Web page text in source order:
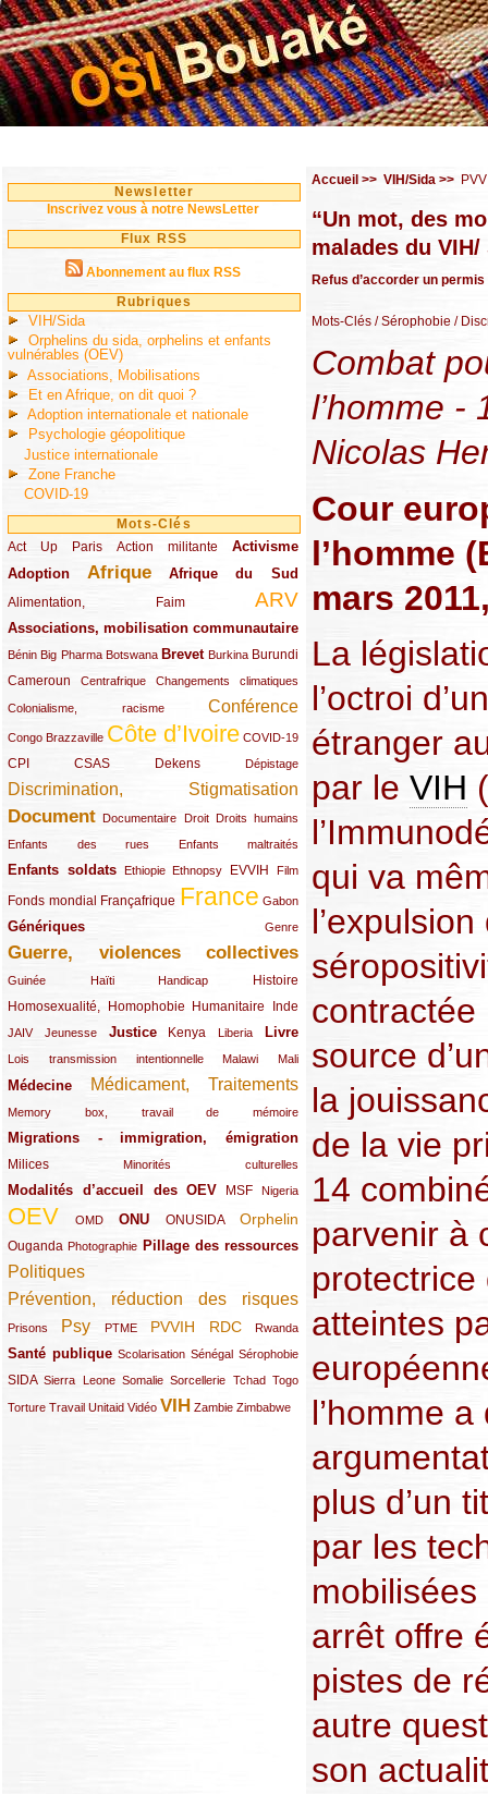
Newsletter
Inscrivez vous à notre NewsLetter
Flux RSS
Abonnement au flux RSS
Rubriques
VIH/Sida
Orphelins du sida, orphelins et enfants
vulnérables (OEV)
Associations, Mobilisations
Et en Afrique, on dit quoi ?
Adoption internationale et nationale
Psychologie géopolitique
Justice internationale
Zone Franche
COVID-19
Mots-Clés
Act Up Paris
(49/289) Action militante
(32/289) Activisme
(73/289)
Adoption
(82/289) Afrique
(161/289) Afrique du Sud
(73/289)
Alimentation, Faim
(48/289) ARV
(203/289)
Associations, mobilisation communautaire
(65/289)
Bénin
(13/289)Big Pharma
(16/289) Botswana
(9/289) Brevet
(83/289) Burkina
(18/289) Burundi
(30/289)
Cameroun
(47/289) Centrafrique
(23/289) Changements climatiques
(10/289)
Colonialisme, racisme
(19/289) Conférence
(118/289)
Congo Brazzaville
(24/289) Côte d’Ivoire
(263/289) COVID-19
(13/289)
CPI
(48/289) CSAS
(32/289) Dekens
(29/289) Dépistage
(19/289)
Discrimination, Stigmatisation
(131/289)
Document
(145/289) Documentaire
(9/289) Droit
(20/289) Droits humains
(22/289)
Enfants des rues
(21/289) Enfants maltraités
(10/289)
Enfants soldats
(68/289) Ethiopie
(12/289) Ethnopsy
(15/289) EVVIH
(55/289) Film
(22/289)
Fonds mondial
(48/289) Françafrique
(39/289) France
(289/289) Gabon
(12/289)
Génériques
(59/289) Genre
(22/289)
Guerre, violences collectives
(149/289)
Guinée
(12/289) Haïti
(15/289) Handicap
(10/289) Histoire
(49/289)
Homosexualité, Homophobie
(44/289) Humanitaire
(47/289) Inde
(34/289)
JAIV
(10/289)Jeunesse
(21/289) Justice
(65/289) Kenya
(35/289) Liberia
(25/289) Livre
(62/289)
Lois transmission intentionnelle
(24/289) Malawi
(11/289) Mali
(21/289)
Médecine
(62/289) Médicament, Traitements
(142/289)
Memory box, travail de mémoire
(11/289)
Migrations - immigration, émigration
(67/289)
Milices
(34/289) Minorités culturelles
(15/289)
Modalités d’accueil des OEV
(58/289) MSF
(54/289) Nigeria
(27/289)
OEV
(269/289) OMD
(26/289) ONU
(58/289) ONUSIDA
(44/289) Orphelin
(112/289)
Ouganda
(29/289) Photographie
(27/289) Pillage des ressources
(77/289)
Politiques
(120/289)
Prévention, réduction des risques
(131/289)
Prisons
(22/289) Psy
(119/289) PTME
(12/289) PVVIH
(111/289) RDC
(104/289) Rwanda
(23/289)
Santé publique
(59/289) Scolarisation
(9/289) Sénégal
(13/289) Sérophobie
(19/289)
SIDA
(29/289)Sierra Leone
(13/289) Somalie
(12/289) Sorcellerie
(19/289) Tchad
(10/289) Togo
(15/289)
Torture
(17/289)Travail
(21/289) Unitaid
(26/289) Vidéo
(23/289) VIH
(154/289) Zambie
(12/289) Zimbabwe
(21/289)
Accueil >> VIH/Sida >>
“Un mot, des
malades du VIH/
Refus d’accorder un
Mots-Clés / Sérophobie /
Combat
l’homme -
Nicolas
Cour
l’homme
mars
La
l’octroi
étranger
par le VIH
qui va
contractée
source
la
de la vie
14
parvenir à
atteintes
l’homme
plus d’un
par les
arrêt offre
pistes de
autre
son